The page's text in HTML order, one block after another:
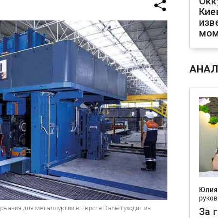
для металлургии в Европе Danieli уходит из
За